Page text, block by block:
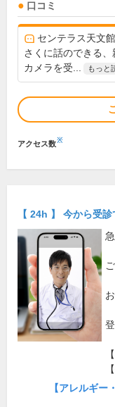
口コミ
センテラス天文
さくに話のできる
カメラを受...
もっと
アクセス数※
【 24h 】 今から受診
【アレルギー